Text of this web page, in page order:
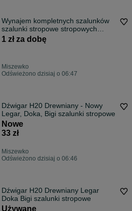
Wynajem kompletnych szalunków
szalunki stropowe stropowych
pomorskie
1 zł za dobę
Miszewko
Odświeżono dzisiaj o 06:47
Dźwigar H20 Drewniany - Nowy
Legar, Doka, Bigi szalunki stropowe
Nowe
33 zł
Miszewko
Odświeżono dzisiaj o 06:46
Dźwigar H20 Drewniany Legar
Doka Bigi szalunki stropowe
Używane